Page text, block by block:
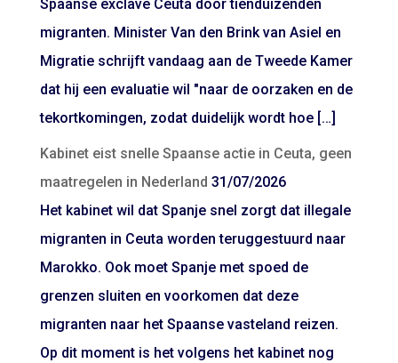
Spaanse exclave Ceuta door tienduizenden
migranten. Minister Van den Brink van Asiel en
Migratie schrijft vandaag aan de Tweede Kamer
dat hij een evaluatie wil "naar de oorzaken en de
tekortkomingen, zodat duidelijk wordt hoe […]
Kabinet eist snelle Spaanse actie in Ceuta, geen
maatregelen in Nederland 31/07/2026
Het kabinet wil dat Spanje snel zorgt dat illegale
migranten in Ceuta worden teruggestuurd naar
Marokko. Ook moet Spanje met spoed de
grenzen sluiten en voorkomen dat deze
migranten naar het Spaanse vasteland reizen.
Op dit moment is het volgens het kabinet nog